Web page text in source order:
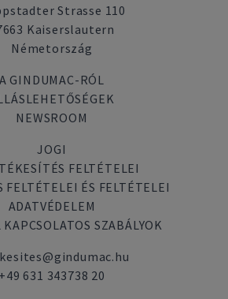
Strasse 110
Kaiserslautern
Németország
A GINDUMAC-RÓL
NEWSROOM
JOGI
FELTÉTELEI
FELTÉTELEI ÉS FELTÉTELEI
ADATVÉDELEM
SZABÁLYOK
+49 631 343738 20